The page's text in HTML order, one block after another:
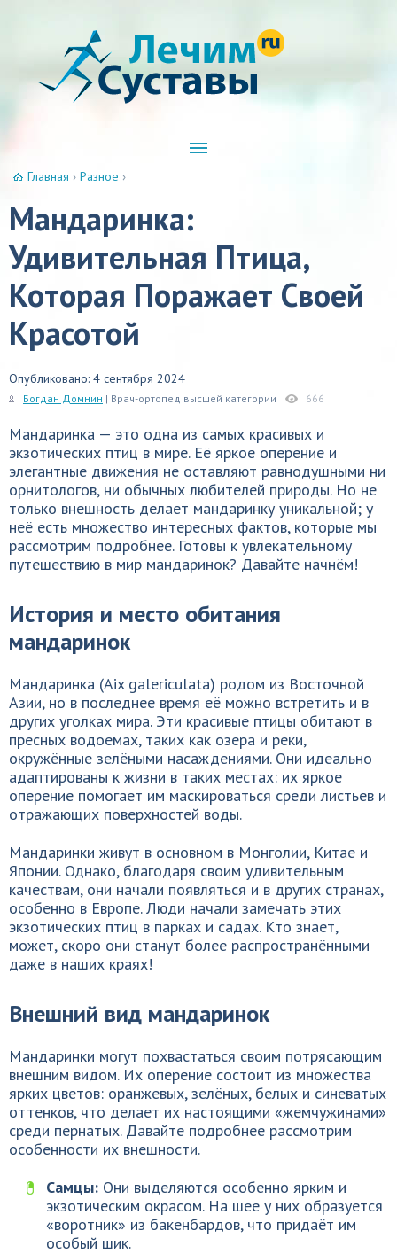
Главная › Разное ›
Мандаринка:
Удивительная Птица,
Которая Поражает Своей
Красотой
Опубликовано: 4 сентября 2024
Богдан Домнин | Врач-ортопед высшей категории 666
Мандаринка — это одна из самых красивых и
экзотических птиц в мире. Её яркое оперение и
элегантные движения не оставляют равнодушными ни
орнитологов, ни обычных любителей природы. Но не
только внешность делает мандаринку уникальной; у
неё есть множество интересных фактов, которые мы
рассмотрим подробнее. Готовы к увлекательному
путешествию в мир мандаринок? Давайте начнём!
История и место обитания
мандаринок
Мандаринка (Aix galericulata) родом из Восточной
Азии, но в последнее время её можно встретить и в
других уголках мира. Эти красивые птицы обитают в
пресных водоемах, таких как озера и реки,
окружённые зелёными насаждениями. Они идеально
адаптированы к жизни в таких местах: их яркое
оперение помогает им маскироваться среди листьев и
отражающих поверхностей воды.
Мандаринки живут в основном в Монголии, Китае и
Японии. Однако, благодаря своим удивительным
качествам, они начали появляться и в других странах,
особенно в Европе. Люди начали замечать этих
экзотических птиц в парках и садах. Кто знает,
может, скоро они станут более распространёнными
даже в наших краях!
Внешний вид мандаринок
Мандаринки могут похвастаться своим потрясающим
внешним видом. Их оперение состоит из множества
ярких цветов: оранжевых, зелёных, белых и синеватых
оттенков, что делает их настоящими «жемчужинами»
среди пернатых. Давайте подробнее рассмотрим
особенности их внешности.
Самцы: Они выделяются особенно ярким и
экзотическим окрасом. На шее у них образуется
«воротник» из бакенбардов, что придаёт им
особый шик.